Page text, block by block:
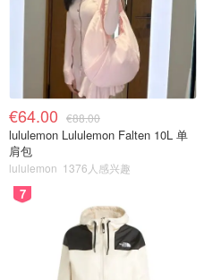
€64.00 €88.00
lululemon Lululemon Falten 10L 单
肩包
lululemon 1376人感兴趣
7